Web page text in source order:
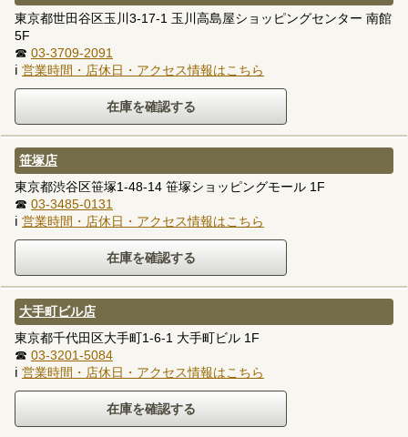
東京都世田谷区玉川3-17-1 玉川高島屋ショッピングセンター 南館
5F
☎ 03-3709-2091
ℹ 営業時間・店休日・アクセス情報はこちら
笹塚店
東京都渋谷区笹塚1-48-14 笹塚ショッピングモール 1F
☎ 03-3485-0131
ℹ 営業時間・店休日・アクセス情報はこちら
大手町ビル店
東京都千代田区大手町1-6-1 大手町ビル 1F
☎ 03-3201-5084
ℹ 営業時間・店休日・アクセス情報はこちら